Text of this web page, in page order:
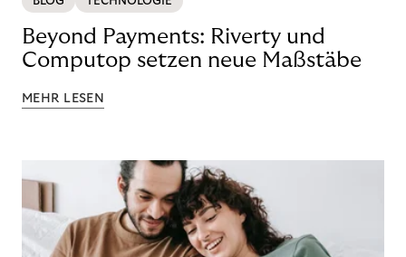
Beyond Payments: Riverty und
Computop setzen neue Maßstäbe
MEHR LESEN